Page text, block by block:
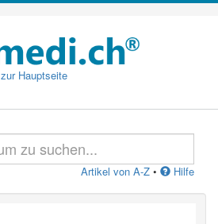
zur Hauptseite
Artikel von A-Z • Hilfe